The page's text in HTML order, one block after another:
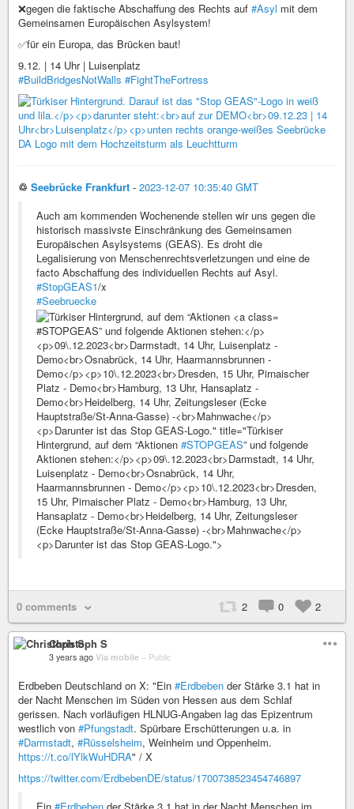
❌gegen die faktische Abschaffung des Rechts auf #Asyl mit dem
Gemeinsamen Europäischen Asylsystem!
✅für ein Europa, das Brücken baut!
9.12. | 14 Uhr | Luisenplatz
#BuildBridgesNotWalls #FightTheFortress
♲ Seebrücke Frankfurt - 2023-12-07 10:35:40 GMT
Auch am kommenden Wochenende stellen wir uns gegen die
historisch massivste Einschränkung des Gemeinsamen
Europäischen Asylsystems (GEAS). Es droht die
Legalisierung von Menschenrechtsverletzungen und eine de
facto Abschaffung des individuellen Rechts auf Asyl.
#StopGEAS1/x
#Seebruecke
#STOPGEAS” und folgende Aktionen stehen:</p>
<p>09\.12.2023<br>Darmstadt, 14 Uhr, Luisenplatz -
Demo<br>Osnabrück, 14 Uhr, Haarmannsbrunnen -
Demo</p><p>10\.12.2023<br>Dresden, 15 Uhr, Pirnaischer
Platz - Demo<br>Hamburg, 13 Uhr, Hansaplatz -
Demo<br>Heidelberg, 14 Uhr, Zeitungsleser (Ecke
Hauptstraße/St-Anna-Gasse) -<br>Mahnwache</p>
<p>Darunter ist das Stop GEAS-Logo." title="Türkiser
Hintergrund, auf dem “Aktionen #STOPGEAS” und folgende
Aktionen stehen:</p><p>09\.12.2023<br>Darmstadt, 14 Uhr,
Luisenplatz - Demo<br>Osnabrück, 14 Uhr,
Haarmannsbrunnen - Demo</p><p>10\.12.2023<br>Dresden,
15 Uhr, Pirnaischer Platz - Demo<br>Hamburg, 13 Uhr,
Hansaplatz - Demo<br>Heidelberg, 14 Uhr, Zeitungsleser
(Ecke Hauptstraße/St-Anna-Gasse) -<br>Mahnwache</p>
<p>Darunter ist das Stop GEAS-Logo.">
0 comments 2 0 2
Christoph S
3 years ago Via mobile – Public
Erdbeben Deutschland on X: "Ein #Erdbeben der Stärke 3.1 hat in
der Nacht Menschen im Süden von Hessen aus dem Schlaf
gerissen. Nach vorläufigen HLNUG-Angaben lag das Epizentrum
westlich von #Pfungstadt. Spürbare Erschütterungen u.a. in
#Darmstadt, #Rüsselsheim, Weinheim und Oppenheim.
https://t.co/lYlkWuHDRA" / X
https://twitter.com/ErdbebenDE/status/1700738523454746897
Ein #Erdbeben der Stärke 3.1 hat in der Nacht Menschen im